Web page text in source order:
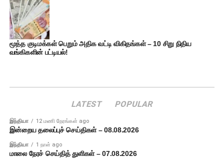
மூத்த குடிமக்கள் பெறும் அதிக வட்டி விகிதங்கள் – 10 சிறு நிதிய
வங்கிகளின் பட்டியல்!
LATEST POPULAR
இந்தியா 12 மணி நேரங்கள் ago
இன்றைய தலைப்புச் செய்திகள் – 08.08.2026
இந்தியா 1 நாள் ago
மாலை நேரச் செய்தித் துளிகள் – 07.08.2026